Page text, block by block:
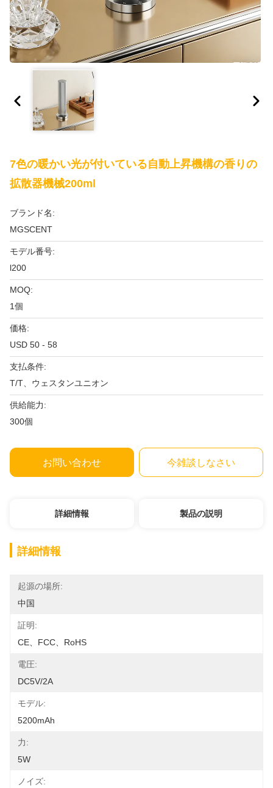
7色の暖かい光が付いている自動上昇機構の香りの
拡散器機械200ml
ブランド名:
MGSCENT
モデル番号:
l200
MOQ:
1個
価格:
USD 50 - 58
支払条件:
T/T、ウェスタンユニオン
供給能力:
300個
お問い合わせ 今雑談しなさい
詳細情報 製品の説明
詳細情報
起源の場所:
中国
証明:
CE、FCC、RoHS
電圧:
DC5V/2A
モデル:
5200mAh
力:
5W
ノイズ: